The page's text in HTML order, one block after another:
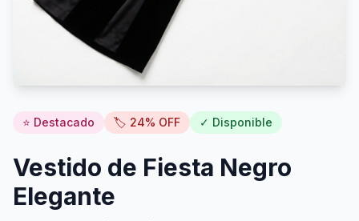
⭐ Destacado 🏷️ 24% OFF ✓ Disponible
Vestido de Fiesta Negro
Elegante